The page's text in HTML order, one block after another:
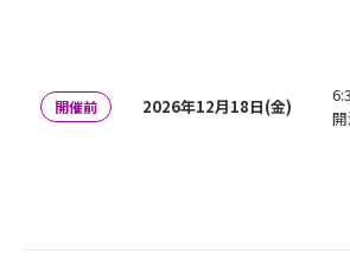
開催前 2026年12月18日(金)